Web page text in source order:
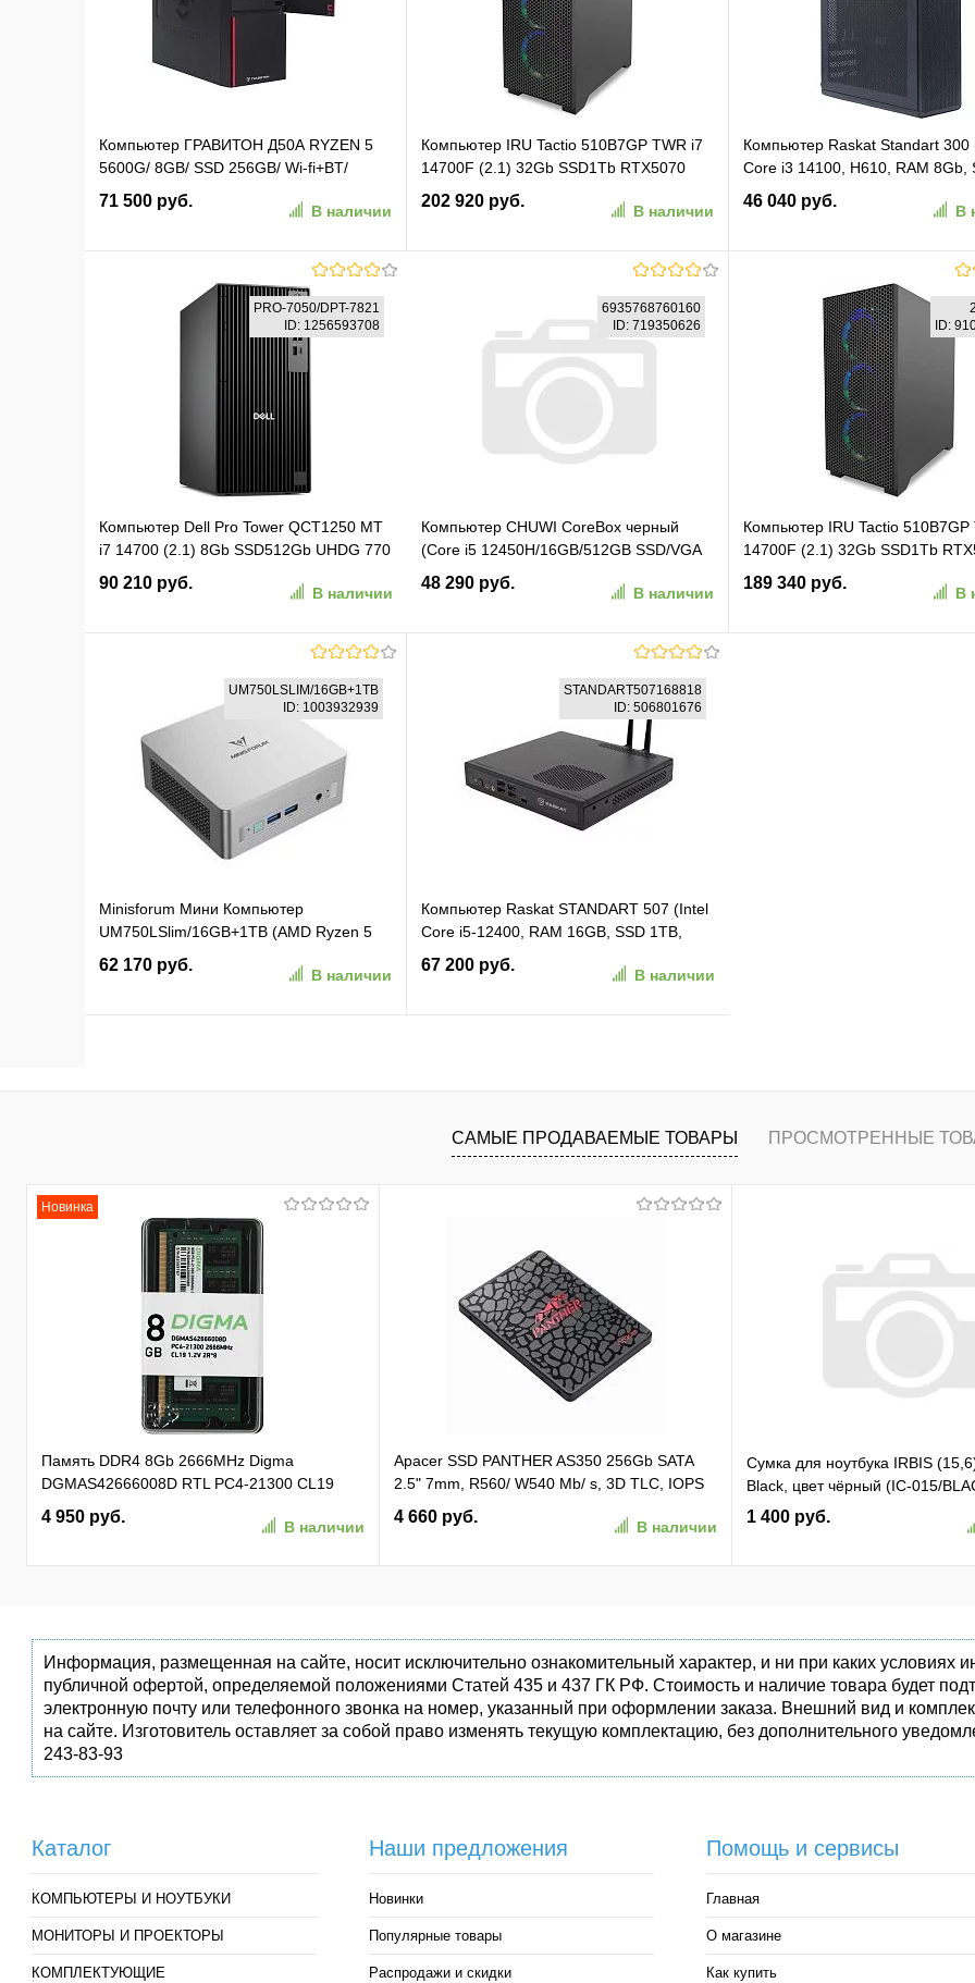
Компьютер ГРАВИТОН Д50А RYZEN 5
5600G/ 8GB/ SSD 256GB/ Wi-fi+BT/
FP_2xUSB2.0/ 450W/ K+M/ NoOS/ WR3G
( Минпромторг ) (116810)
71 500 руб.
В наличии
В корзину
К сравнению
Компьютер IRU Tactio 510B7GP TWR i7
14700F (2.1) 32Gb SSD1Tb RTX5070
12Gb Windows 11 Pro GbitEth 850W
черный (RUS) (2126640)
202 920 руб.
В наличии
В корзину
В избранное К сравнению
Компьютер Raskat Standart 300
Core i3 14100, H610, RAM 8Gb,
256Gb, 400W, noOS, Black)
(STANDART300227132)
46 040 руб.
В
В корзину
В избранное
PRO-7050/DPT-7821
ID: 1256593708
Компьютер Dell Pro Tower QCT1250 MT
i7 14700 (2.1) 8Gb SSD512Gb UHDG 770
Windows 11 Pro GbitEth 180W мышь
клавиатура черный (PRO-7050/DPT-
90 210 руб.
В наличии
В корзину
В избранное К сравнению
6935768760160
ID: 719350626
Компьютер CHUWI CoreBox черный
(Core i5 12450H/16GB/512GB SSD/VGA
int//W11Pro) (6935768760160)
48 290 руб.
В наличии
В корзину
В избранное К сравнению
ID:
Компьютер IRU Tactio 510B7GP
14700F (2.1) 32Gb SSD1Tb
16Gb Windows 11 Pro GbitEth
черный (RUS) (2126632)
189 340 руб.
В
UM750LSLIM/16GB+1TB
ID: 1003932939
Minisforum Мини Компьютер
UM750LSlim/16GB+1TB (AMD Ryzen 5
7545U) 16GB+1TB, AMD Radeon, Win11
62 170 руб.
В наличии
STANDART507168818
ID: 506801676
Компьютер Raskat STANDART 507 (Intel
Core i5-12400, RAM 16GB, SSD 1TB,
noOS) (STANDART507168818)
67 200 руб.
В наличии
В избранное К сравнению
САМЫЕ ПРОДАВАЕМЫЕ ТОВАРЫ ПРОСМОТРЕННЫЕ
Новинка
Память DDR4 8Gb 2666MHz Digma
DGMAS42666008D RTL PC4-21300 CL19
SO-DIMM 260-pin 1.2В dual rank Ret
4 950 руб.
В наличии
Apacer SSD PANTHER AS350 256Gb SATA
2.5" 7mm, R560/ W540 Mb/ s, 3D TLC, IOPS
81K/ 74K, MTBF 1,5M, 180TBW,
(AP256GAS350-1)
4 660 руб.
В наличии
Сумка для ноутбука IRBIS
Black, цвет чёрный (IC-015/
1 400 руб.
Информация, размещенная на сайте, носит исключительно ознакомительный характер, и ни при каких
публичной офертой, определяемой положениями Статей 435 и 437 ГК РФ. Стоимость и наличие товара будет
электронную почту или телефонного звонка на номер, указанный при оформлении заказа. Внешний вид и
на сайте. Изготовитель оставляет за собой право изменять текущую комплектацию, без дополнительного
243-83-93
Каталог
КОМПЬЮТЕРЫ И НОУТБУКИ
МОНИТОРЫ И ПРОЕКТОРЫ
КОМПЛЕКТУЮЩИЕ
Наши предложения
Новинки
Популярные товары
Распродажи и скидки
Помощь и сервисы
Главная
О магазине
Как купить